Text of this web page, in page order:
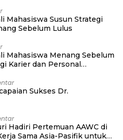
Mahasiswa Susun Strategi
Sebelum Lulus
Mahasiswa Menang Sebelum
Karier dan Personal
Sukses Dr.
di
Sama Asia-Pasifik untuk